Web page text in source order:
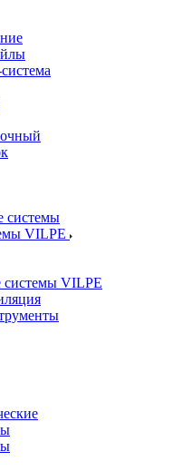
системы
VILPE
VILPE